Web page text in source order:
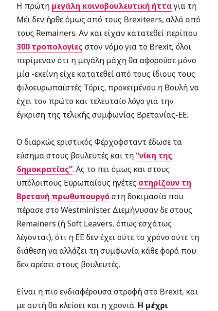
H πρώτη μεγάλη κοινοβουλευτική ήτταγια τη
Μέι δεν ήρθε όμως από τους Brexiteers, αλλά από
τους Remainers. Αν και είχαν κατατεθεί περίπου
300 τροπολογίες στον νόμο για τo Brexit, όλοι
περίμεναν ότι η μεγάλη μάχη θα αφορούσε μόνο
μία -εκείνη είχε κατατεθεί από τους ίδιους τους
φιλοευρωπαϊστές Τόρις, προκειμένου η Βουλή να
έχει τον πρώτο και τελευταίο λόγο για την
έγκριση της τελικής συμφωνίας Βρετανίας-ΕΕ.
Ο διαρκώς εριστικός Φέρχοφσταντ έδωσε τα
εύσημα στους βουλευτές και τη“νίκη της
δημοκρατίας”. Ας το πει όμως και στους
υπόλοιπους Ευρωπαίους ηγέτες στηρίζουν τη
Βρετανή πρωθυπουργόστη δοκιμασία που
πέρασε στο Westminister. Διεμήνυσαν δε στους
Remainers (ή Soft Leavers, όπως εσχάτως
λέγονται), ότι η ΕΕ δεν έχει ούτε το χρόνο ούτε τη
διάθεση να αλλάζει τη συμφωνία κάθε φορά που
δεν αρέσει στους βουλευτές.
Είναι η πιο ενδιαφέρουσα στροφή στο Brexit, και
με αυτή θα κλείσει και η χρονιά. Η μέχρι